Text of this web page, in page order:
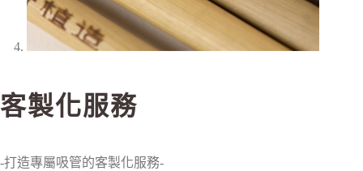
客製化服務
-打造專屬吸管的客製化服務-